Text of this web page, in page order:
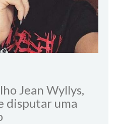
Jean Wyllys,
disputar uma